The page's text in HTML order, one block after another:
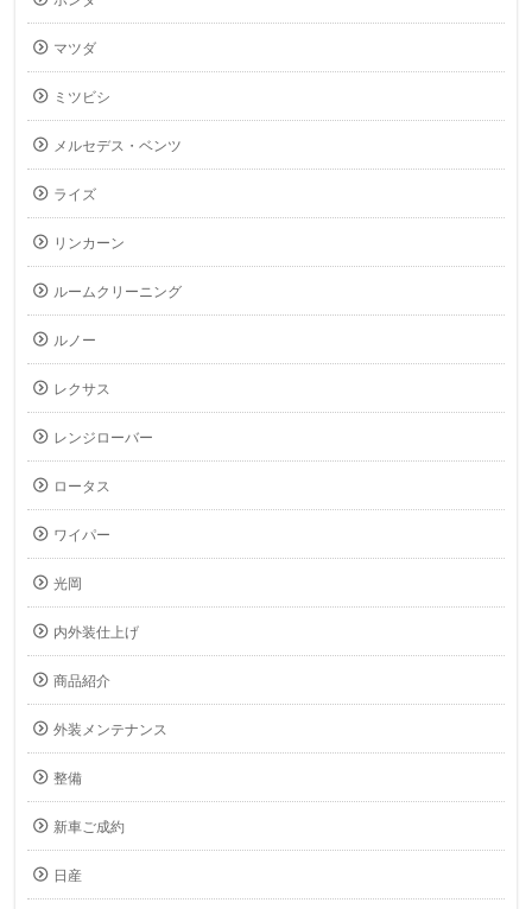
マツダ
ミツビシ
メルセデス・ベンツ
ライズ
リンカーン
ルームクリーニング
ルノー
レクサス
レンジローバー
ロータス
ワイパー
光岡
内外装仕上げ
商品紹介
外装メンテナンス
整備
新車ご成約
日産